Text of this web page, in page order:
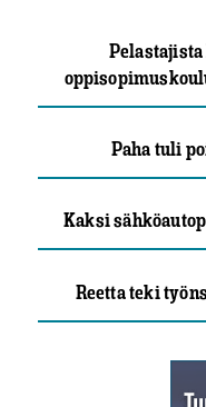
Paha tuli
Kaksi
Reetta teki